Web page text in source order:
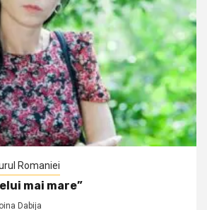
Romaniei
mai mare”
Dabija